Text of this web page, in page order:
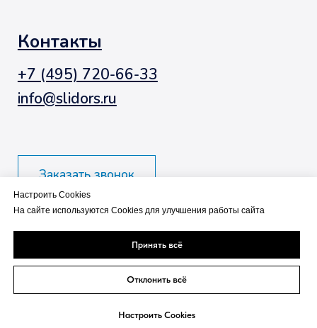
Настроить Cookies
На сайте используются Cookies для улучшения работы сайта
Принять всё
Отклонить всё
Настроить Cookies